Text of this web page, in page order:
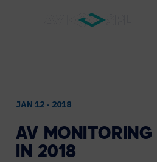
JAN 12 - 2018
AV MONITORING
IN 2018